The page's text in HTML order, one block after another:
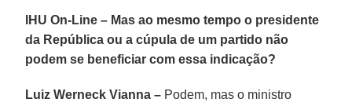
IHU On-Line – Mas ao mesmo tempo o presidente
da República ou a cúpula de um partido não
podem se beneficiar com essa indicação?
Luiz Werneck Vianna – Podem, mas o ministro